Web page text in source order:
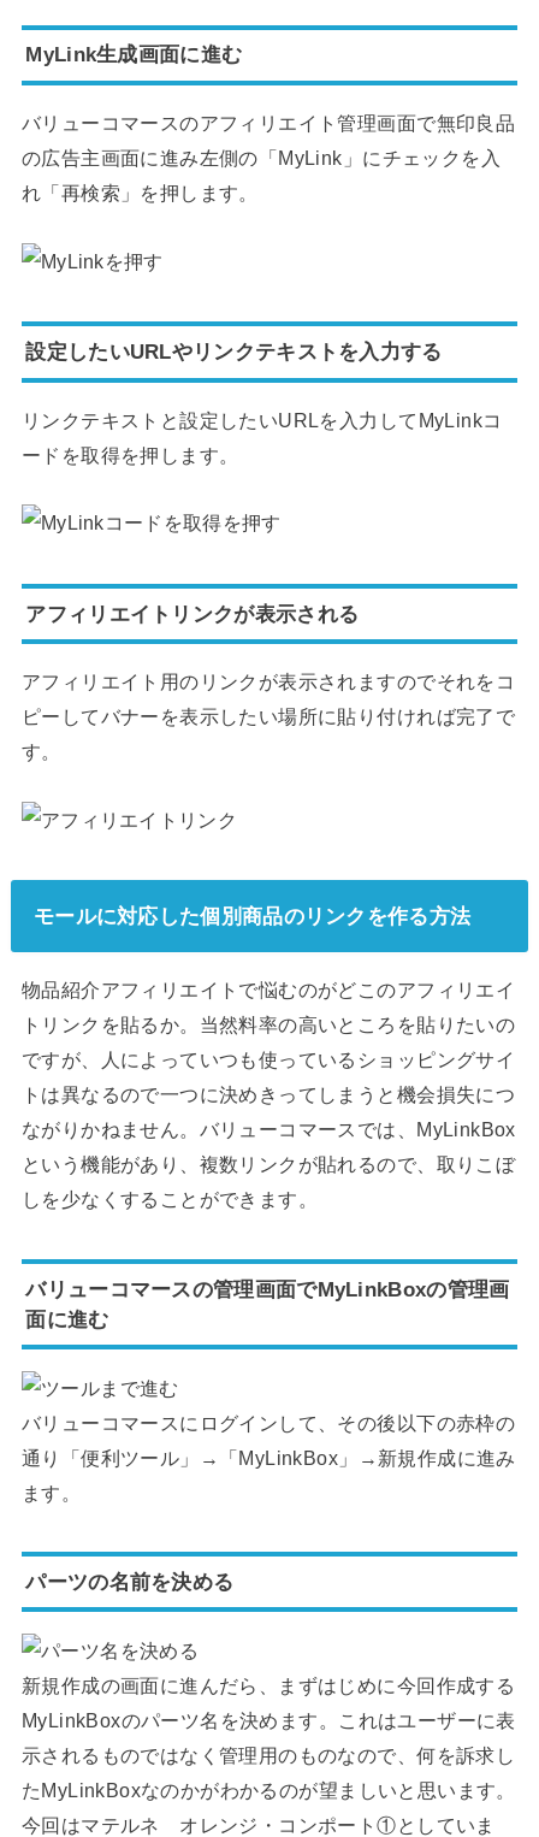
MyLink生成画面に進む
バリューコマースのアフィリエイト管理画面で無印良品
の広告主画面に進み左側の「MyLink」にチェックを入
れ「再検索」を押します。
設定したいURLやリンクテキストを入力する
リンクテキストと設定したいURLを入力してMyLinkコ
ードを取得を押します。
アフィリエイトリンクが表示される
アフィリエイト用のリンクが表示されますのでそれをコ
ピーしてバナーを表示したい場所に貼り付ければ完了で
す。
モールに対応した個別商品のリンクを作る方法
物品紹介アフィリエイトで悩むのがどこのアフィリエイ
トリンクを貼るか。当然料率の高いところを貼りたいの
ですが、人によっていつも使っているショッピングサイ
トは異なるので一つに決めきってしまうと機会損失につ
ながりかねません。バリューコマースでは、MyLinkBox
という機能があり、複数リンクが貼れるので、取りこぼ
しを少なくすることができます。
バリューコマースの管理画面でMyLinkBoxの管理画
面に進む
バリューコマースにログインして、その後以下の赤枠の
通り「便利ツール」→「MyLinkBox」→新規作成に進み
ます。
パーツの名前を決める
新規作成の画面に進んだら、まずはじめに今回作成する
MyLinkBoxのパーツ名を決めます。これはユーザーに表
示されるものではなく管理用のものなので、何を訴求し
たMyLinkBoxなのかがわかるのが望ましいと思います。
今回はマテルネ オレンジ・コンポート①としていま